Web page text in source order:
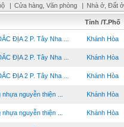
| Cửa hàng, Văn phòng | Nhà ở, Đất ở
Tỉnh /T.Phố
ĐỊA 2 P. Tây Nha ... Khánh Hòa
ĐỊA 2 P. Tây Nha ... Khánh Hòa
ĐỊA 2 P. Tây Nha ... Khánh Hòa
nguyễn thiện ... Khánh Hòa
nguyễn thiện ... Khánh Hòa